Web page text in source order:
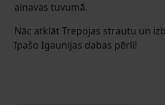
ainavas tuvumā.
Nāc atklāt Trepojas strautu un
īpašo Igaunijas dabas pērli!